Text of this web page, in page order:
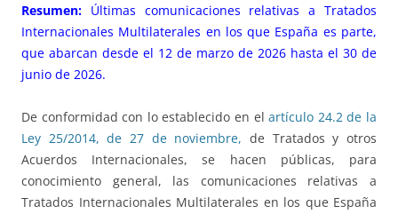
Resumen: Últimas comunicaciones relativas a Tratados
Internacionales Multilaterales en los que España es parte,
que abarcan desde el 12 de marzo de 2026 hasta el 30 de
junio de 2026.
De conformidad con lo establecido en elartículo 24.2 de la
Ley 25/2014, de 27 de noviembre, de Tratados y otros
Acuerdos Internacionales, se hacen públicas, para
conocimiento general, las comunicaciones relativas a
Tratados Internacionales Multilaterales en los que España